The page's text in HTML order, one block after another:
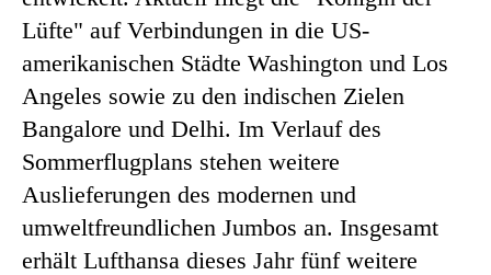
Lüfte" auf Verbindungen in die US-
amerikanischen Städte Washington und Los
Angeles sowie zu den indischen Zielen
Bangalore und Delhi. Im Verlauf des
Sommerflugplans stehen weitere
Auslieferungen des modernen und
umweltfreundlichen Jumbos an. Insgesamt
erhält Lufthansa dieses Jahr fünf weitere